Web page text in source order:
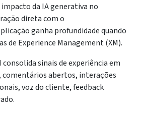
da IA generativa no
direta com o
ganha profundidade quando
de Experience Management (XM).
sinais de experiência em
comentários abertos, interações
voz do cliente, feedback